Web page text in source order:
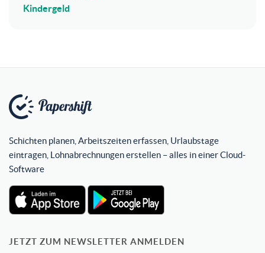
Kindergeld
Schichten planen, Arbeitszeiten erfassen, Urlaubstage
eintragen, Lohnabrechnungen erstellen – alles in einer Cloud-
Software
JETZT ZUM NEWSLETTER ANMELDEN